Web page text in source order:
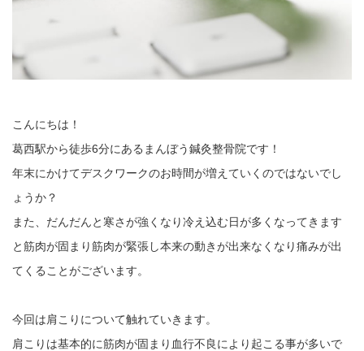
こんにちは！
葛西駅から徒歩6分にあるまんぼう鍼灸整骨院です！
年末にかけてデスクワークのお時間が増えていくのではないでし
ょうか？
また、だんだんと寒さが強くなり冷え込む日が多くなってきます
と筋肉が固まり筋肉が緊張し本来の動きが出来なくなり痛みが出
てくることがございます。
今回は肩こりについて触れていきます。
肩こりは基本的に筋肉が固まり血行不良により起こる事が多いで